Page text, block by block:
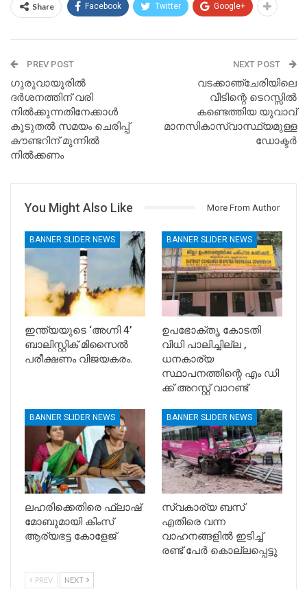
Share Facebook Twitter Google+
PREV POST
ഗുരുവായൂരിൽ
ദർശനത്തിന് വരി
നിൽക്കുന്നതിനേക്കാൾ
കൂടുതൽ സമയം ചെരിപ്പ്
കൗണ്ടറിന് മുന്നിൽ
നിൽക്കണം
NEXT POST
വടക്കാഞ്ചേരിയിലെ
വീടിന്റെ ടെറസ്സിൽ
കണ്ടെത്തിയ യുവാവ്
മാനസികാസ്വാസ്ഥ്യമുള്ള
ഡോക്ടർ
You Might Also Like More From Author
BANNER SLIDER NEWS
ഇന്ത്യയുടെ ‘അഗ്നി 4’
ബാലിസ്റ്റിക് മിസൈൽ
പരീക്ഷണം വിജയകരം.
BANNER SLIDER NEWS
ഉപഭോക്തൃ കോടതി
വിധി പാലിച്ചില്ല ,
ധനകാര്യ
സ്ഥാപനത്തിന്റെ എം ഡി
ക്ക് അറസ്റ്റ് വാറണ്ട്
BANNER SLIDER NEWS
ലഹരിക്കെതിരെ ഫ്ലാഷ്
മോബുമായി കിംസ്
ആര്യഭട്ട കോളേജ്
BANNER SLIDER NEWS
സ്വകാര്യ ബസ്
എതിരെ വന്ന
വാഹനങ്ങളിൽ ഇടിച്ച്
രണ്ട് പേർ കൊല്ലപ്പെട്ടു
PREV NEXT